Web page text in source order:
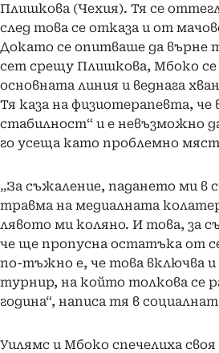
Плишкова (Чехия). Тя се
след това се отказа и от
Докато се опитваше да върне
сет срещу Плишкова, Мбоко се
основната линия и веднага
Тя каза на физиотерапевта, че
стабилност“ и е невъзможно
го усеща като проблемно
„За съжаление, падането ми в
травма на медиалната
лявото ми коляно. И това, за
че ще пропусна остатъка от
по-тъжно е, че това включва
турнир, на който толкова се
година“, написа тя в
Уилямс и Мбоко спечелиха